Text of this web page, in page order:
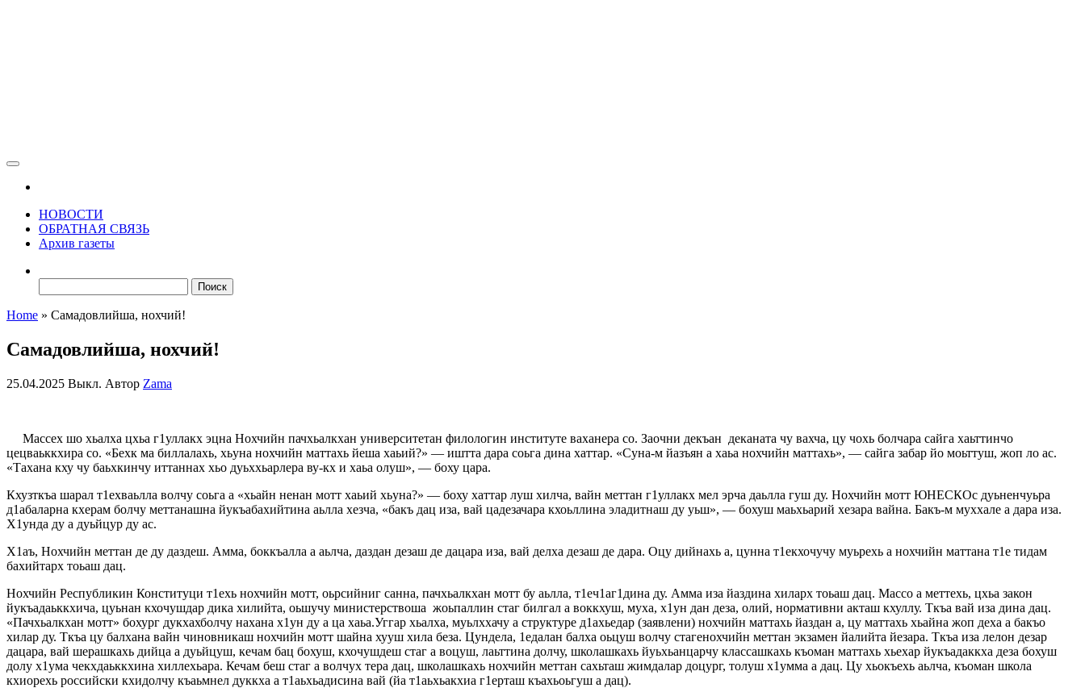
НОВОСТИ
ОБРАТНАЯ СВЯЗЬ
Архив газеты
Home » Самадовлийша, нохчий!
Самадовлийша, нохчий!
25.04.2025 Выкл. Автор Zama
Массех шо хьалха цхьа г1уллакх эцна Нохчийн пачхьалкхан университетан филологин институте ваханера со. Заочни декъан деканата чу вахча, цу чохь болчара сайга хаьттинчо
цецваьккхира со. «Бехк ма биллалахь, хьуна нохчийн маттахь йеша хаьий?» — иштта дара соьга дина хаттар. «Суна-м йазъян а хаьа нохчийн маттахь», — сайга забар йо моьттуш, жоп ло ас.
«Тахана кху чу баьхкинчу иттаннах хьо дуьххьарлера ву-кх и хаьа олуш», — боху цара.
Кхузткъа шарал т1ехваьлла волчу соьга а «хьайн ненан мотт хаьий хьуна?» — боху хаттар луш хилча, вайн меттан г1уллакх мел эрча даьлла гуш ду. Нохчийн мотт ЮНЕСКОс дуьненчуьра
д1абаларна кхерам болчу меттанашна йукъабахийтина аьлла хезча, «бакъ дац иза, вай цадезачара кхоьллина эладитнаш ду уьш», — бохуш маьхьарий хезара вайна. Бакъ-м муххале а дара иза.
Х1унда ду а дуьйцур ду ас.
Х1аъ, Нохчийн меттан де ду даздеш. Амма, боккъалла а аьлча, даздан дезаш де дацара иза, вай делха дезаш де дара. Оцу дийнахь а, цунна т1екхочучу муьрехь а нохчийн маттана т1е тидам
бахийтарх тоьаш дац.
Нохчийн Республикин Конституци т1ехь нохчийн мотт, оьрсийниг санна, пачхьалкхан мотт бу аьлла, т1еч1аг1дина ду. Амма иза йаздина хиларх тоьаш дац. Массо а меттехь, цхьа закон
йукъадаьккхича, цуьнан кхочушдар дика хилийта, оьшучу министерствоша жоьпаллин стаг билгал а воккхуш, муха, х1ун дан деза, олий, нормативни акташ кхуллу. Ткъа вай иза дина дац.
«Пачхьалкхан мотт» бохург дукхахболчу нахана х1ун ду а ца хаьа.Уггар хьалха, муьлххачу а структуре д1ахьедар (заявлени) нохчийн маттахь йаздан а, цу маттахь хьайна жоп деха а бакъо
хилар ду. Ткъа цу балхана вайн чиновникаш нохчийн мотт шайна хууш хила беза. Цундела, 1едалан балха оьцуш волчу стагенохчийн меттан экзамен йалийта йезара. Ткъа иза лелон дезар
дацара, вай шерашкахь дийца а дуьйцуш, кечам бац бохуш, кхочушдеш стаг а воцуш, лаьттина долчу, школашкахь йуьхьанцарчу классашкахь къоман маттахь хьехар йукъадаккха деза бохуш
долу х1ума чекхдаьккхина хиллехьара. Кечам беш стаг а волчух тера дац, школашкахь нохчийн меттан сахьташ жимдалар доцург, толуш х1умма а дац. Цу хьокъехь аьлча, къоман школа
кхиорехь российски кхидолчу къаьмнел дуккха а т1аьхьадисина вай (йа т1аьхьакхиа г1ерташ къахьоьгуш а дац).